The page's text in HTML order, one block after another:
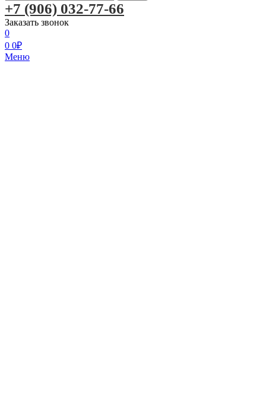
+7 (906) 032-77-66
Заказать звонок
0
0 0₽
Меню